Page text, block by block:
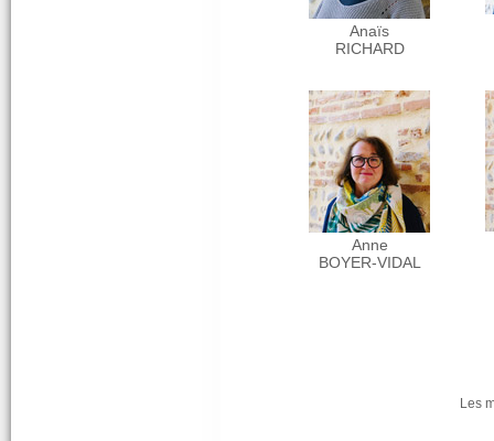
Anaïs
RICHARD
Anne
BOYER-VIDAL
Les